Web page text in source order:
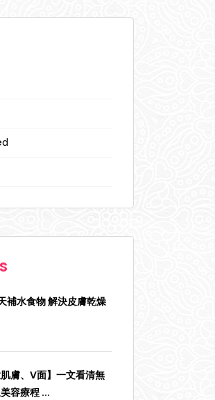
補水食物 解決皮膚乾燥
肌膚、V面】一文看清無
容療程 ...